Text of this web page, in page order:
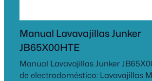
Manual Lavavajillas Junker
JB65X00HTE
Manual Lavavajillas Junker
de electrodoméstico: Lavavajillas